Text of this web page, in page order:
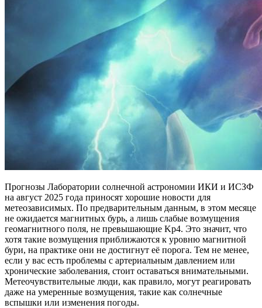
Прогнозы Лаборатории солнечной астрономии ИКИ и ИСЗФ
на август 2025 года приносят хорошие новости для
метеозависимых. По предварительным данным, в этом месяце
не ожидается магнитных бурь, а лишь слабые возмущения
геомагнитного поля, не превышающие Kp4. Это значит, что
хотя такие возмущения приближаются к уровню магнитной
бури, на практике они не достигнут её порога. Тем не менее,
если у вас есть проблемы с артериальным давлением или
хронические заболевания, стоит оставаться внимательными.
Метеочувствительные люди, как правило, могут реагировать
даже на умеренные возмущения, такие как солнечные
вспышки или изменения погоды.